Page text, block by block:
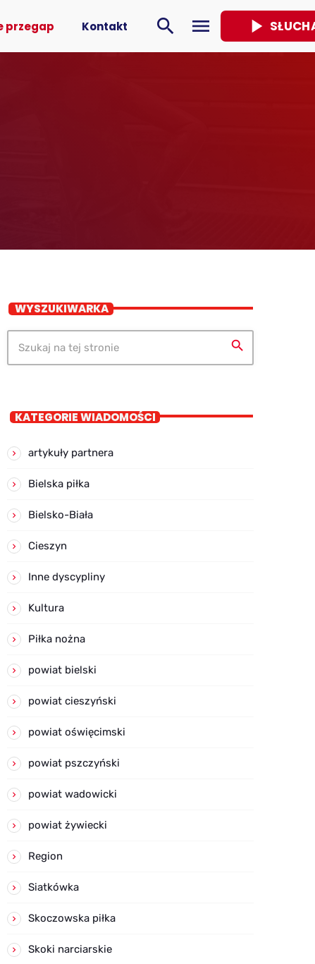
przegap Kontakt search menu play_arrow
WYSZUKIWARKA
search
KATEGORIE WIADOMOŚCI
artykuły partnera
Bielska piłka
Bielsko-Biała
Cieszyn
Inne dyscypliny
Kultura
Piłka nożna
powiat bielski
powiat cieszyński
powiat oświęcimski
powiat pszczyński
powiat wadowicki
powiat żywiecki
Region
Siatkówka
Skoczowska piłka
Skoki narciarskie